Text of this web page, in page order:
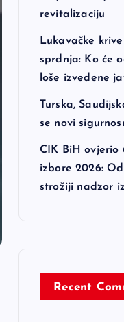
revitalizaciju
Lukavačke
sprdnja: Ko će
loše izvedene
Turska,
se novi
CIK BiH ovjerio
izbore 2026:
strožiji nadzor
Recent